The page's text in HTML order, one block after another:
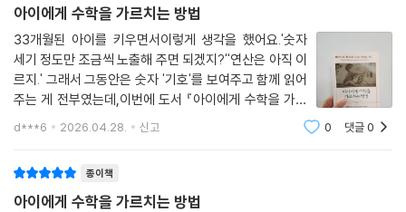
학을 배우고 싶어 한다’에서는 부모들의 흔한 착각, 즉 아이가 수학 자체를
싫어한다는 생각이 왜 어리석은지, 영유아가 어떻게 직관적으로 수학을 배
우는지 다룬다. ‘3장. 아이에게 수학을 가르치는 5가지 방법’에서는 수량
인식하기, 등식, 문제 해결, 숫자, 숫자로 등식 표현하기의 순서로 아이와
수학 학습을 시작하는 단계를 제시한다. 이 장에서는 아이의 시각 경로를
자극하는 구체적인 방법론도 함께 이야기한다. ‘4장. 연령에 따른 맞춤형
월 시기의 읽기 지침을 구체적으로 제시하고 있다.
아이에게 수학을 가르치는 방법
33개월된 아이를 키우면서이렇게 생각을 했어요.'숫자
세기 정도만 조금씩 노출해 주면 되겠지?''연산은 아직 이
르지.' 그래서 그동안은 숫자 '기호'를 보여주고 함께 읽어
주는 게 전부였는데,이번에 도서 『아이에게 수학을 가르
치는 방법』을 읽으며저의 생각은 완전히 바뀌었답니
d***6 2026.04.28. 신고 0 댓글0
종이책
아이에게 수학을 가르치는 방법